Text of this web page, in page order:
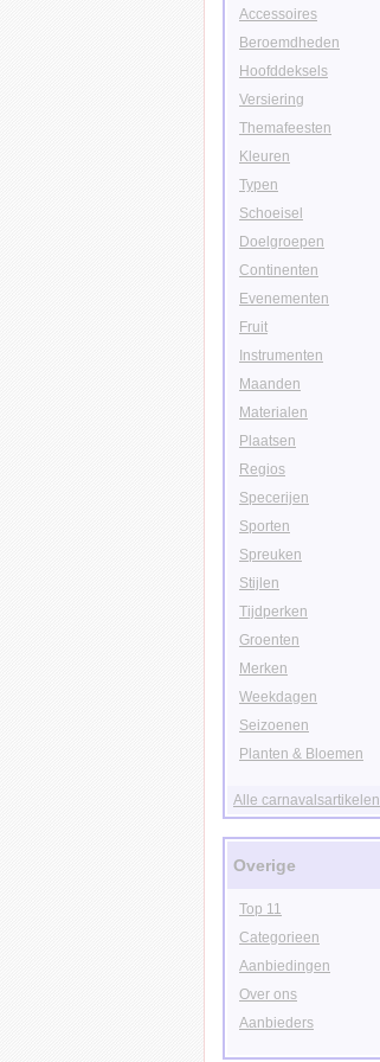
Accessoires
Beroemdheden
Hoofddeksels
Versiering
Themafeesten
Kleuren
Typen
Schoeisel
Doelgroepen
Continenten
Evenementen
Fruit
Instrumenten
Maanden
Materialen
Plaatsen
Regios
Specerijen
Sporten
Spreuken
Stijlen
Tijdperken
Groenten
Merken
Weekdagen
Seizoenen
Planten & Bloemen
Alle carnavalsartikelen
Overige
Top 11
Categorieen
Aanbiedingen
Over ons
Aanbieders